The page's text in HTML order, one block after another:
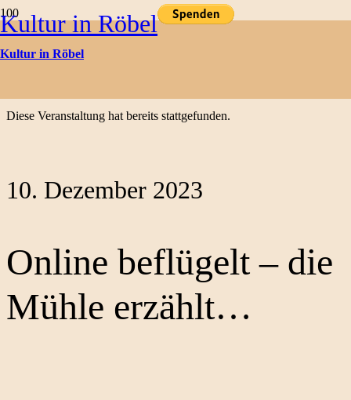
Kultur in Röbel
Kultur in Röbel
Kulturtermine
Diese Veranstaltung hat bereits stattgefunden.
10. Dezember 2023
Online beflügelt – die
Mühle erzählt…